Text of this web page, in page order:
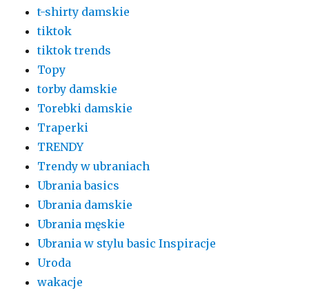
t-shirty damskie
tiktok
tiktok trends
Topy
torby damskie
Torebki damskie
Traperki
TRENDY
Trendy w ubraniach
Ubrania basics
Ubrania damskie
Ubrania męskie
Ubrania w stylu basic Inspiracje
Uroda
wakacje